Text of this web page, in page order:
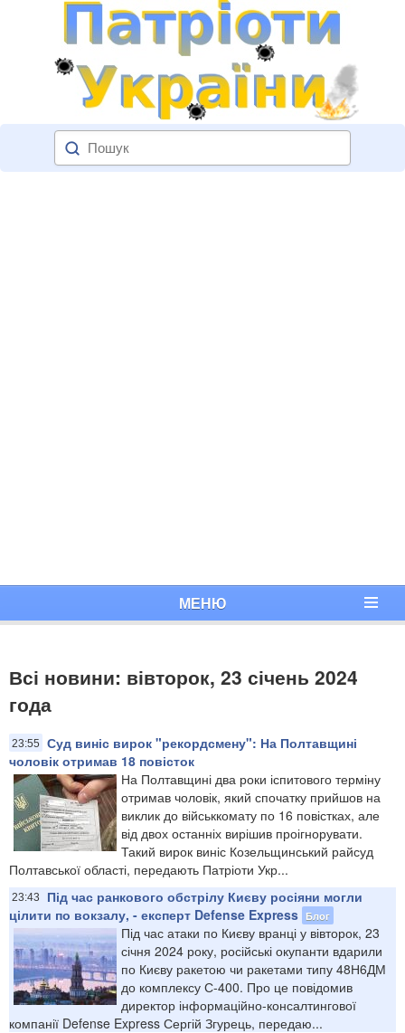
МЕНЮ
Всі новини: вівторок, 23 січень 2024
года
23:55
Суд виніс вирок "рекордсмену": На Полтавщині
чоловік отримав 18 повісток
На Полтавщині два роки іспитового терміну
отримав чоловік, який спочатку прийшов на
виклик до військкомату по 16 повістках, але
від двох останніх вирішив проігнорувати.
Такий вирок виніс Козельщинський райсуд
Полтавської області, передають Патріоти Укр...
23:43
Під час ранкового обстрілу Києву росіяни могли
цілити по вокзалу, - експерт Defense Express Блог
Під час атаки по Києву вранці у вівторок, 23
січня 2024 року, російські окупанти вдарили
по Києву ракетою чи ракетами типу 48Н6ДМ
до комплексу С-400. Про це повідомив
директор інформаційно-консалтингової
компанії Defense Express Сергій Згурець, передаю...